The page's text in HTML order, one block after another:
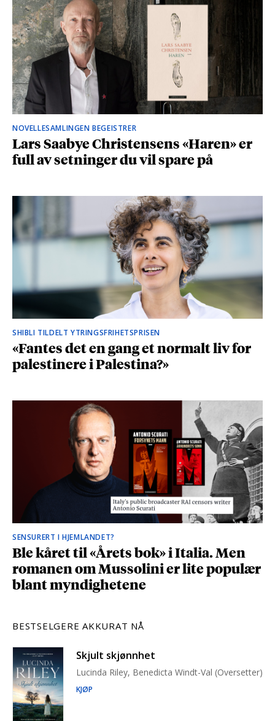
NOVELLESAMLINGEN BEGEISTRER
Lars Saabye Christensens «Haren» er
full av setninger du vil spare på
SHIBLI TILDELT YTRINGSFRIHETSPRISEN
«Fantes det en gang et normalt liv for
palestinere i Palestina?»
SENSURERT I HJEMLANDET?
Ble kåret til «Årets bok» i Italia. Men
romanen om Mussolini er lite populær
blant myndighetene
BESTSELGERE AKKURAT NÅ
Skjult skjønnhet
Lucinda Riley, Benedicta Windt-Val (Oversetter)
KJØP